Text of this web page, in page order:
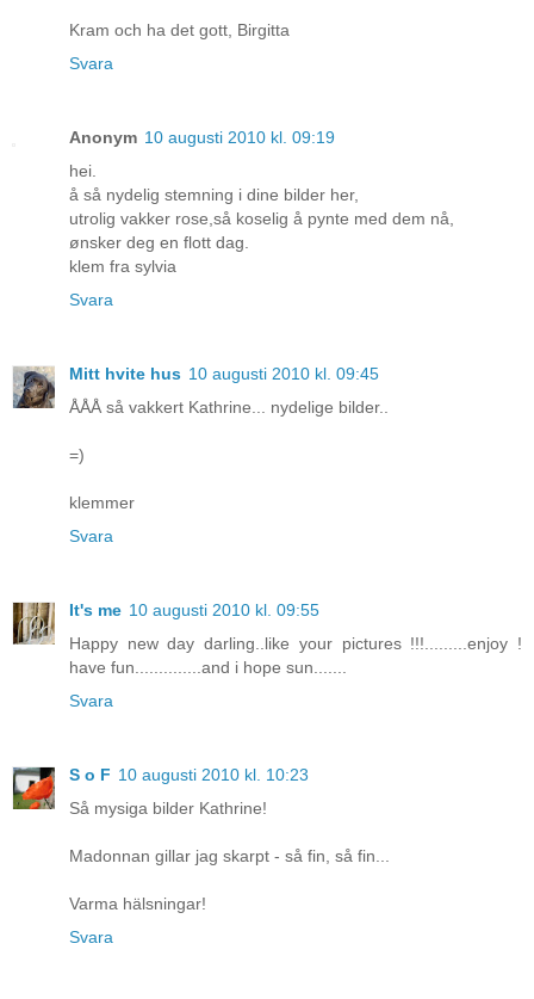
Kram och ha det gott, Birgitta
Svara
Anonym 10 augusti 2010 kl. 09:19
hei.
å så nydelig stemning i dine bilder her,
utrolig vakker rose,så koselig å pynte med dem nå,
ønsker deg en flott dag.
klem fra sylvia
Svara
Mitt hvite hus 10 augusti 2010 kl. 09:45
ÅÅÅ så vakkert Kathrine... nydelige bilder..
=)
klemmer
Svara
It's me 10 augusti 2010 kl. 09:55
Happy new day darling..like your pictures !!!.........enjoy !
have fun..............and i hope sun.......
Svara
S o F 10 augusti 2010 kl. 10:23
Så mysiga bilder Kathrine!
Madonnan gillar jag skarpt - så fin, så fin...
Varma hälsningar!
Svara